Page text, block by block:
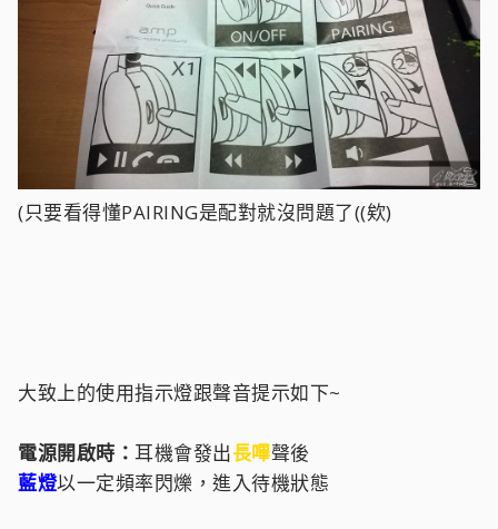
(只要看得懂PAIRING是配對就沒問題了((欸)
大致上的使用指示燈跟聲音提示如下~
電源開啟時： 耳機會發出長嗶聲後
藍燈以一定頻率閃爍，進入待機狀態